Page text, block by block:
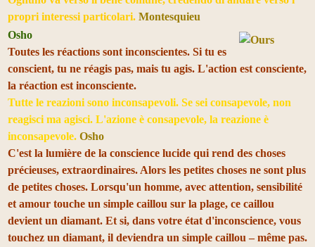
propri interessi particolari. Montesquieu
Osho
Toutes les réactions sont inconscientes. Si tu es
conscient, tu ne réagis pas, mais tu agis. L'action est consciente,
la réaction est inconsciente.
Tutte le reazioni sono inconsapevoli. Se sei consapevole, non
reagisci ma agisci. L'azione è consapevole, la reazione è
inconsapevole. Osho
C'est la lumière de la conscience lucide qui rend des choses
précieuses, extraordinaires. Alors les petites choses ne sont plus
de petites choses. Lorsqu'un homme, avec attention, sensibilité
et amour touche un simple caillou sur la plage, ce caillou
devient un diamant. Et si, dans votre état d'inconscience, vous
touchez un diamant, il deviendra un simple caillou – même pas.